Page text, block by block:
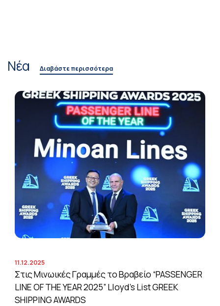
Νέα Διαβάστε περισσότερα
11.12.2025
Στις Μινωικές Γραμμές το Βραβείο “PASSENGER
LINE OF THE YEAR 2025” Lloyd’s List GREEK
SHIPPING AWARDS